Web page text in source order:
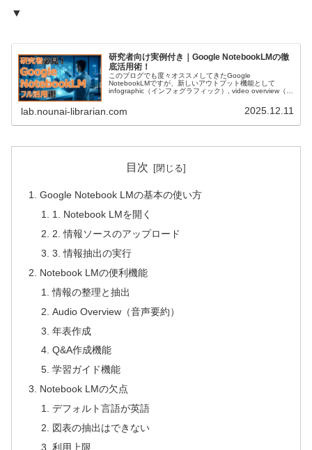
▼
研究者向け実例付き｜Google NotebookLMの徹
底活用術！
このブログでも度々オススメしてきたGoogle
NotebookLMですが、新しいアウトプット機能として
infographic（インフォグラフィック）, video overview（概
lab.nounai-librarian.com 2025.12.11
目次
Google Notebook LMの基本の使い方
1. Notebook LMを開く
2. 情報ソースのアップロード
3. 情報抽出の実行
Notebook LMの便利機能
情報の整理と抽出
Audio Overview（音声要約）
年表作成
Q&A作成機能
学習ガイド機能
Notebook LMの欠点
デフォルト言語が英語
図表の抽出はできない
利用上限